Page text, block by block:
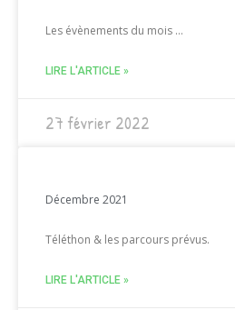
Les évènements du mois …
LIRE L'ARTICLE »
27 février 2022
Décembre 2021
Téléthon & les parcours prévus.
LIRE L'ARTICLE »